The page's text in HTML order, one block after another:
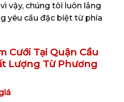
vậy, chúng tôi luôn lắng
yêu cầu đặc biệt từ phía
Cưới Tại Quận Cầu
Lượng Từ Phương